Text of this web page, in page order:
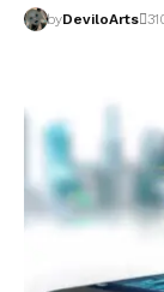
byDeviloArts